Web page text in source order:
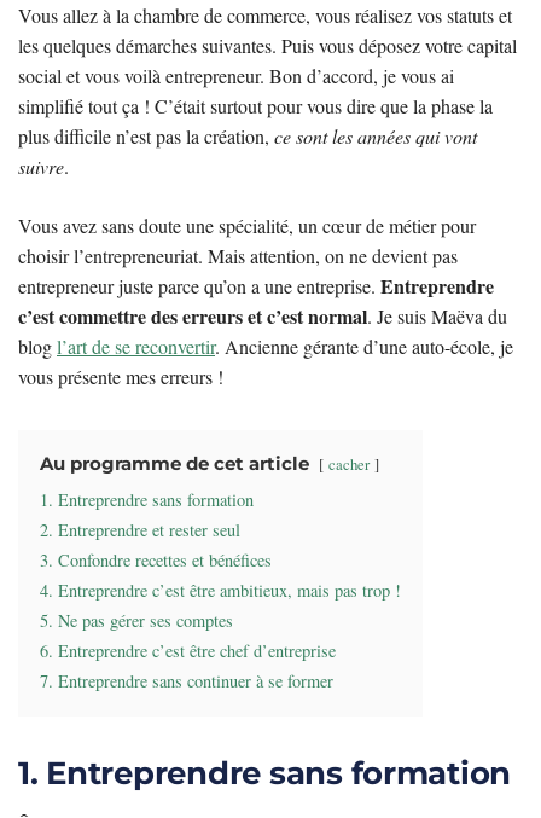
Vous allez à la chambre de commerce, vous réalisez vos statuts et
les quelques démarches suivantes. Puis vous déposez votre capital
social et vous voilà entrepreneur. Bon d’accord, je vous ai
simplifié tout ça ! C’était surtout pour vous dire que la phase la
plus difficile n’est pas la création, ce sont les années qui vont
suivre.
Vous avez sans doute une spécialité, un cœur de métier pour
choisir l’entrepreneuriat. Mais attention, on ne devient pas
entrepreneur juste parce qu’on a une entreprise. Entreprendre
c’est commettre des erreurs et c’est normal. Je suis Maëva du
blogl’art de se reconvertir. Ancienne gérante d’une auto-école, je
vous présente mes erreurs !
Au programme de cet article cacher
1. Entreprendre sans formation
2. Entreprendre et rester seul
3. Confondre recettes et bénéfices
4. Entreprendre c’est être ambitieux, mais pas trop !
5. Ne pas gérer ses comptes
6. Entreprendre c’est être chef d’entreprise
7. Entreprendre sans continuer à se former
1. Entreprendre sans formation